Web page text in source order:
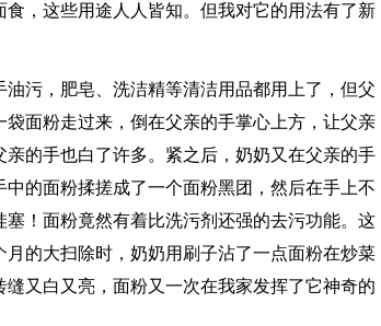
，这些用途人人皆知。但我对它的用法有了新
污，肥皂、洗洁精等清洁用品都用上了，但父
面粉走过来，倒在父亲的手掌心上方，让父亲
的手也白了许多。紧之后，奶奶又在父亲的手
的面粉揉搓成了一个面粉黑团，然后在手上不
！面粉竟然有着比洗污剂还强的去污功能。这
的大扫除时，奶奶用刷子沾了一点面粉在炒菜
又白又亮，面粉又一次在我家发挥了它神奇的